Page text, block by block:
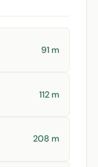
91 m
112 m
208 m